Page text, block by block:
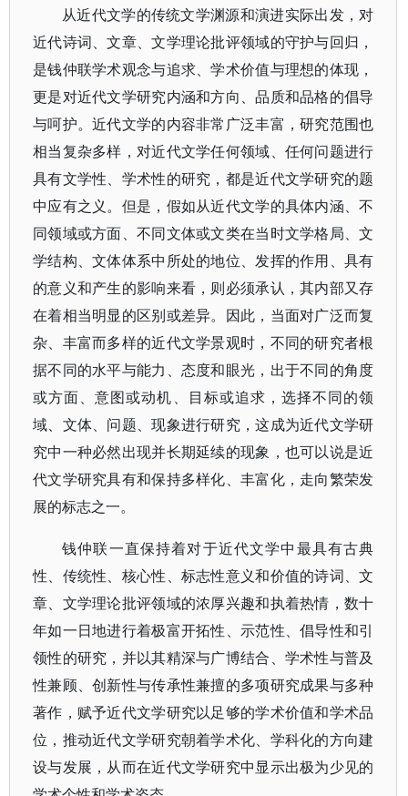
从近代文学的传统文学渊源和演进实际出发，对
近代诗词、文章、文学理论批评领域的守护与回归，
是钱仲联学术观念与追求、学术价值与理想的体现，
更是对近代文学研究内涵和方向、品质和品格的倡导
与呵护。近代文学的内容非常广泛丰富，研究范围也
相当复杂多样，对近代文学任何领域、任何问题进行
具有文学性、学术性的研究，都是近代文学研究的题
中应有之义。但是，假如从近代文学的具体内涵、不
同领域或方面、不同文体或文类在当时文学格局、文
学结构、文体体系中所处的地位、发挥的作用、具有
的意义和产生的影响来看，则必须承认，其内部又存
在着相当明显的区别或差异。因此，当面对广泛而复
杂、丰富而多样的近代文学景观时，不同的研究者根
据不同的水平与能力、态度和眼光，出于不同的角度
或方面、意图或动机、目标或追求，选择不同的领
域、文体、问题、现象进行研究，这成为近代文学研
究中一种必然出现并长期延续的现象，也可以说是近
代文学研究具有和保持多样化、丰富化，走向繁荣发
展的标志之一。
钱仲联一直保持着对于近代文学中最具有古典
性、传统性、核心性、标志性意义和价值的诗词、文
章、文学理论批评领域的浓厚兴趣和执着热情，数十
年如一日地进行着极富开拓性、示范性、倡导性和引
领性的研究，并以其精深与广博结合、学术性与普及
性兼顾、创新性与传承性兼擅的多项研究成果与多种
著作，赋予近代文学研究以足够的学术价值和学术品
位，推动近代文学研究朝着学术化、学科化的方向建
设与发展，从而在近代文学研究中显示出极为少见的